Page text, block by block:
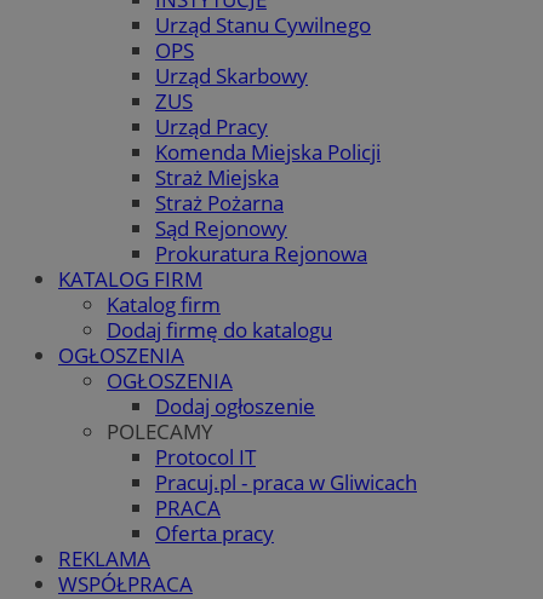
Urząd Stanu Cywilnego
OPS
Urząd Skarbowy
ZUS
Urząd Pracy
Komenda Miejska Policji
Straż Miejska
Straż Pożarna
Sąd Rejonowy
Prokuratura Rejonowa
KATALOG FIRM
Katalog firm
Dodaj firmę do katalogu
OGŁOSZENIA
OGŁOSZENIA
Dodaj ogłoszenie
POLECAMY
Protocol IT
Pracuj.pl - praca w Gliwicach
PRACA
Oferta pracy
REKLAMA
WSPÓŁPRACA